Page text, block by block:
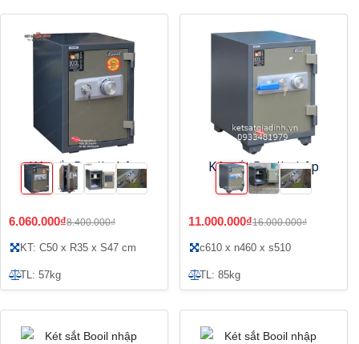
Két sắt Booil nhập
khẩu BS-C500
6.060.000₫8.400.000₫
KT: C50 x R35 x S47 cm
TL: 57kg
Két sắt Booil nhập
khẩu BS-C610
11.000.000₫16.000.000₫
c610 x n460 x s510
TL: 85kg